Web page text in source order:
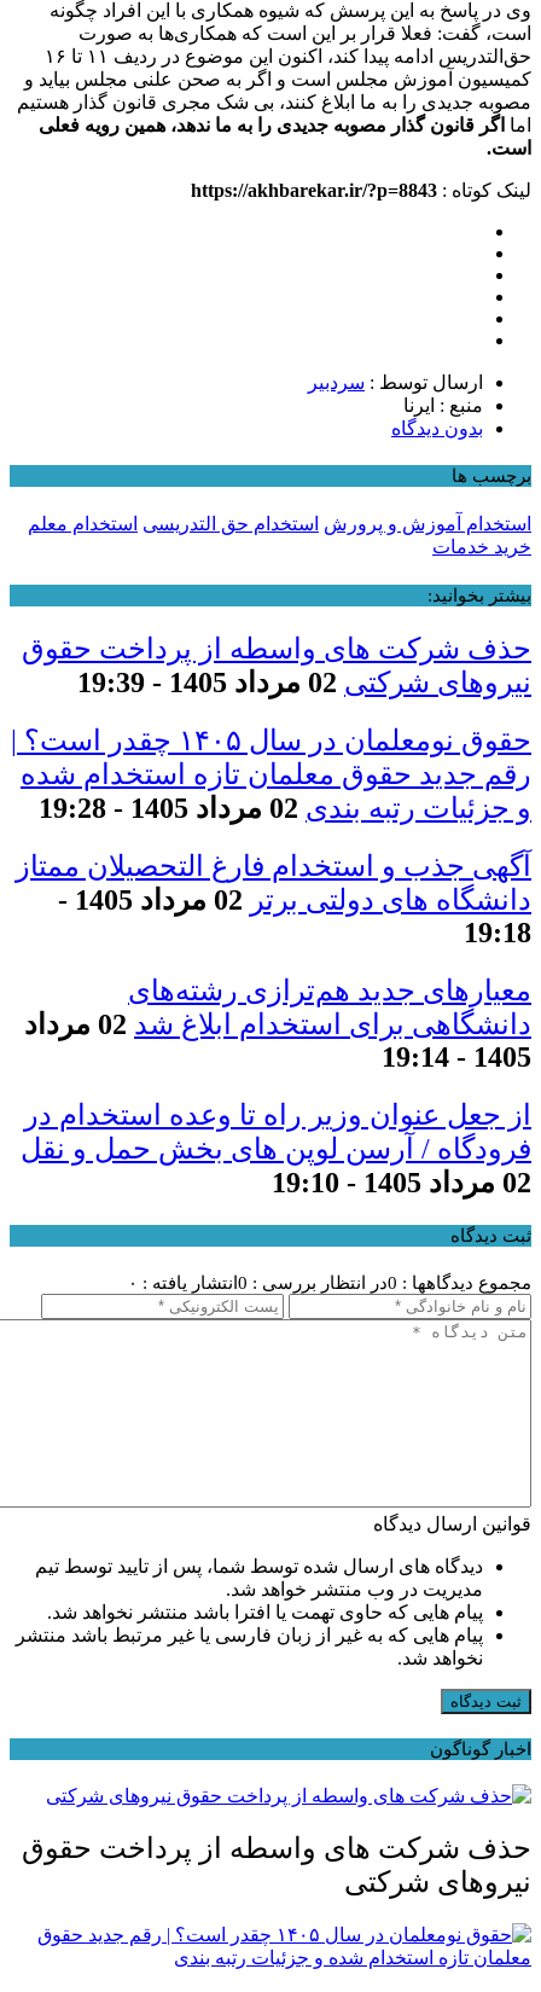
وی در پاسخ به این پرسش که شیوه همکاری با این افراد چگونه
است، گفت: فعلا قرار بر این است که همکاری‌ها به صورت
حق‌التدریس ادامه پیدا کند، اکنون این موضوع در ردیف ۱۱ تا ۱۶
کمیسیون آموزش مجلس است و اگر به صحن علنی مجلس بیاید و
مصوبه جدیدی را به ما ابلاغ کنند، بی شک مجری قانون گذار هستیم
اما اگر قانون گذار مصوبه جدیدی را به ما ندهد، همین رویه فعلی
است.
لینک کوتاه : https://akhbarekar.ir/?p=8843
ارسال توسط : سردبیر
منبع : ایرنا
بدون دیدگاه
برچسب ها
استخدام آموزش و پرورش استخدام حق التدریسی استخدام معلم
خرید خدمات
بیشتر بخوانید:
حذف شرکت های واسطه از پرداخت حقوق
نیروهای شرکتی 02 مرداد 1405 - 19:39
حقوق نومعلمان در سال ۱۴۰۵ چقدر است؟ |
رقم جدید حقوق معلمان تازه استخدام شده
و جزئیات رتبه بندی 02 مرداد 1405 - 19:28
آگهی جذب و استخدام فارغ التحصیلان ممتاز
دانشگاه های دولتی برتر
02 مرداد 1405 -
19:18
معیار‌های جدید هم‌ترازی رشته‌های
دانشگاهی برای استخدام ابلاغ شد
02 مرداد
1405 - 19:14
از جعل عنوان وزیر راه تا وعده استخدام در
فرودگاه / آرسن لوپن های بخش حمل و نقل
02 مرداد 1405 - 19:10
ثبت دیدگاه
مجموع دیدگاهها : 0 در انتظار بررسی : 0 انتشار یافته : ۰
قوانین ارسال دیدگاه
دیدگاه های ارسال شده توسط شما، پس از تایید توسط تیم
مدیریت در وب منتشر خواهد شد.
پیام هایی که حاوی تهمت یا افترا باشد منتشر نخواهد شد.
پیام هایی که به غیر از زبان فارسی یا غیر مرتبط باشد منتشر
نخواهد شد.
ثبت دیدگاه
اخبار گوناگون
حذف شرکت های واسطه از پرداخت حقوق
نیروهای شرکتی